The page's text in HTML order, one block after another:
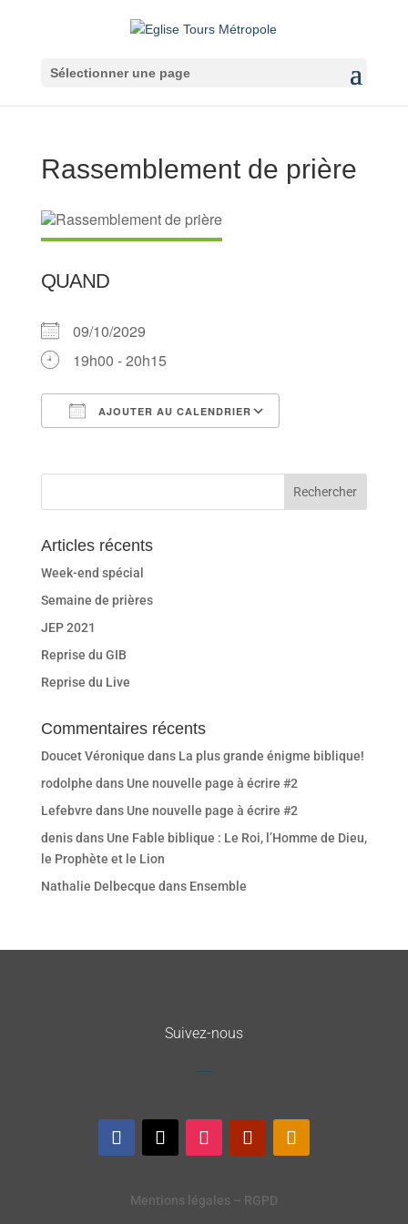
Sélectionner une page
Rassemblement de prière
QUAND
09/10/2029
19h00 - 20h15
AJOUTER AU CALENDRIER
Articles récents
Week-end spécial
Semaine de prières
JEP 2021
Reprise du GIB
Reprise du Live
Commentaires récents
Doucet Véronique dans La plus grande énigme biblique!
rodolphe dans Une nouvelle page à écrire #2
Lefebvre dans Une nouvelle page à écrire #2
denisdans Une Fable biblique : Le Roi, l’Homme de Dieu,
le Prophète et le Lion
Nathalie Delbecque dans Ensemble
Suivez-nous
Mentions légales – RGPD